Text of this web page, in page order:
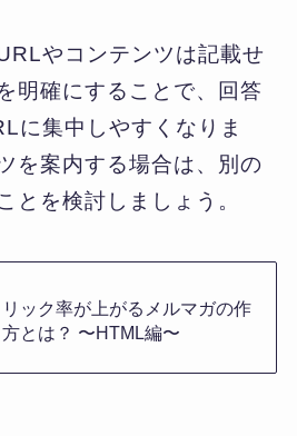
やコンテンツは記載せ
明確にすることで、回答
に集中しやすくなりま
を案内する場合は、別の
とを検討しましょう。
リック率が上がるメルマガの作
方とは？ 〜HTML編〜